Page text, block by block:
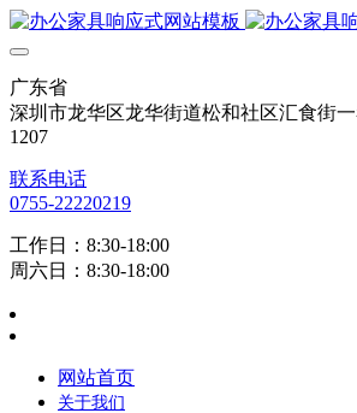
广东省
深圳市龙华区龙华街道松和社区汇食街
1207
联系电话
0755-22220219
工作日：8:30-18:00
周六日：8:30-18:00
网站首页
关于我们